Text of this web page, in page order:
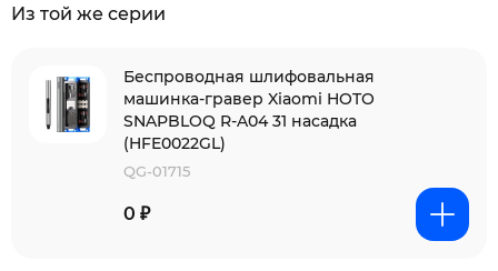
Из той же серии
Беспроводная шлифовальная
машинка-гравер Xiaomi HOTO
SNAPBLOQ R-A04 31 насадка
(HFE0022GL)
QG-01715
0 ₽